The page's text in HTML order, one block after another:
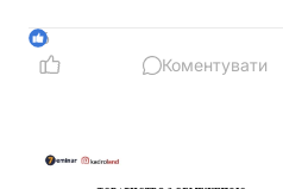
непрацездатності
6
Коментувати